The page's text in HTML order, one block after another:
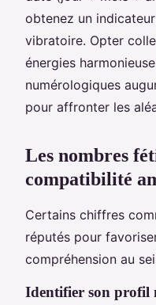
obtenez un
vibratoire. Opter
énergies
numérologiques
pour affronter les
Les nombres
compatibilité
Certains chiffres
réputés pour
compréhension au
Identifier son profil